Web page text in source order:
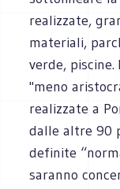
realizzate,
materiali,
verde,
"meno
realizzate a
dalle altre 90
definite
saranno